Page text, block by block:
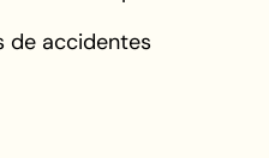
de accidentes